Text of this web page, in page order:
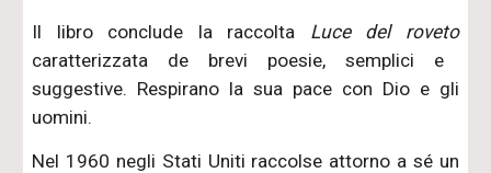
Il libro conclude la raccolta Luce del roveto
caratterizzata de brevi poesie, semplici e
suggestive. Respirano la sua pace con Dio e gli
uomini.
Nel 1960 negli Stati Uniti raccolse attorno a sé un